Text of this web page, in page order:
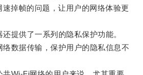
掉帧的问题，让用户的网络体验更
供了一系列的隐私保护功能。
数据传输，保护用户的隐私信息不